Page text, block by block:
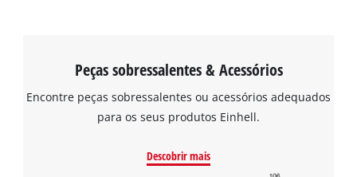
carregar o serviço Google Maps!
Peças sobressalentes & Acessórios
Encontre peças sobressalentes ou acessórios adequados
para os seus produtos Einhell.
Descobrir mais